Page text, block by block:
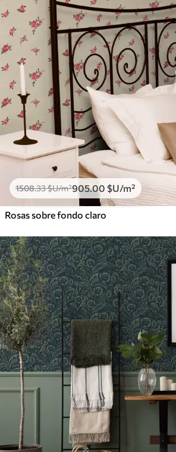
1508.33$U/m²905.00 $U/m²
Rosas sobre fondo claro